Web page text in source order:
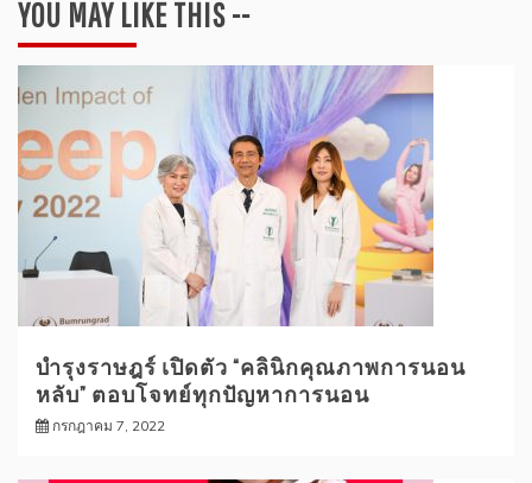
YOU MAY LIKE THIS --
บำรุงราษฎร์ เปิดตัว “คลินิกคุณภาพการนอน
หลับ” ตอบโจทย์ทุกปัญหาการนอน
กรกฎาคม 7, 2022